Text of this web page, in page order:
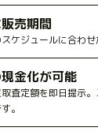
売期間
ケジュールに合わ
金化が可能
査定額を即日提示
。